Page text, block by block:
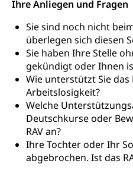
Ihre Anliegen und Fragen
Sie sind noch nicht
überlegen sich diesen
Sie haben Ihre Stelle
gekündigt oder Ihnen
Wie unterstützt Sie
Arbeitslosigkeit?
Welche
Deutschkurse oder
RAV an?
Ihre Tochter oder Ihr
abgebrochen. Ist das
Hochschulen)
Fachstelle
Vorschule
Kindergarten,
Kindertagesstätte,
Freiwilliges Kindergarten
Freiwilliges
Frühe
Gesundheit und Soziales
Konsumentenschutz